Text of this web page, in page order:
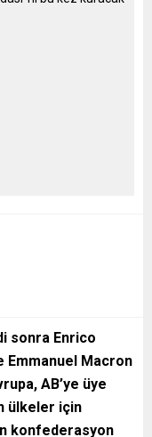
sonra Enrico
Emmanuel Macron
AB’ye üye
ülkeler için
konfederasyon